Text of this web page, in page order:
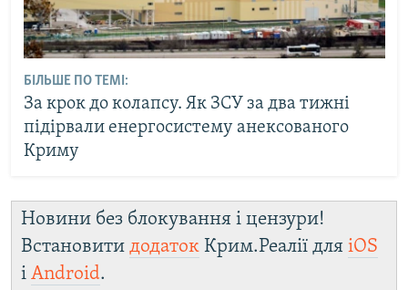
БІЛЬШЕ ПО ТЕМІ:
За крок до колапсу. Як ЗСУ за два тижні
підірвали енергосистему анексованого
Криму
Новини без блокування і цензури!
Встановити додаток Крим.Реалії для iOS
і Android.